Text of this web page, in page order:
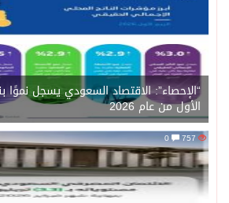
الأول من عام 2026
757
0